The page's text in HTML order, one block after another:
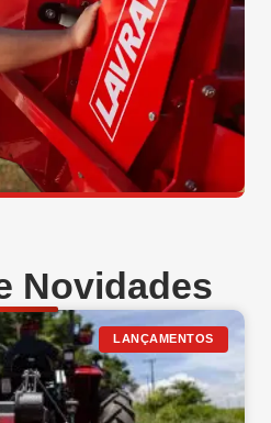
Novidades
LANÇAMENTOS